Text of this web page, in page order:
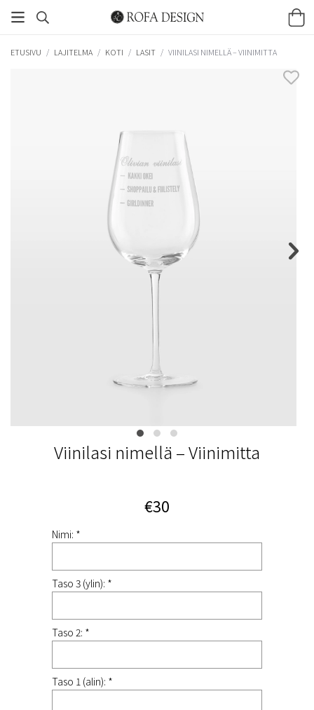
ETUSIVU / LAJITELMA / KOTI / LASIT / VIINILASI NIMELLÄ – VIINIMITTA
Viinilasi nimellä – Viinimitta
€30
Nimi: *
Taso 3 (ylin): *
Taso 2: *
Taso 1 (alin): *